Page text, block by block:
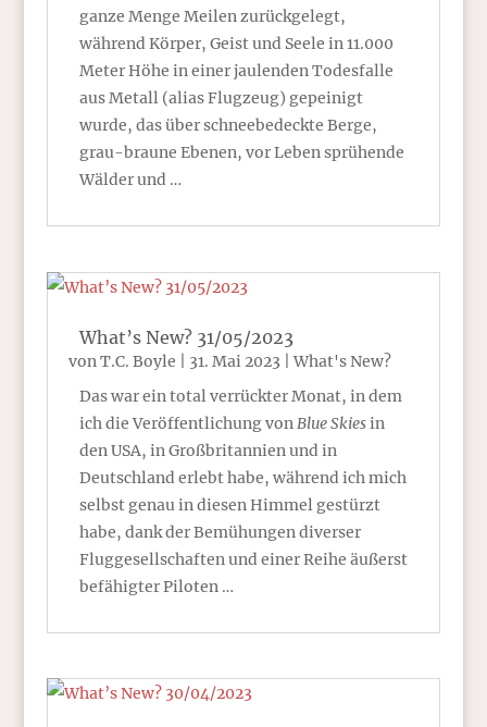
ganze Menge Meilen zurückgelegt,
während Körper, Geist und Seele in 11.000
Meter Höhe in einer jaulenden Todesfalle
aus Metall (alias Flugzeug) gepeinigt
wurde, das über schneebedeckte Berge,
grau-braune Ebenen, vor Leben sprühende
Wälder und …
What’s New? 31/05/2023
von T.C. Boyle 31. Mai 2023 |What's New?
Das war ein total verrückter Monat, in dem
ich die Veröffentlichung von Blue Skiesin
den USA, in Großbritannien und in
Deutschland erlebt habe, während ich mich
selbst genau in diesen Himmel gestürzt
habe, dank der Bemühungen diverser
Fluggesellschaften und einer Reihe äußerst
befähigter Piloten …